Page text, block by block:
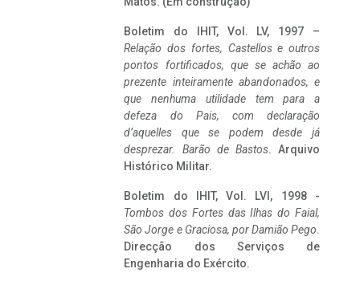
Boletim do IHIT, Vol. LV, 1997 –
Relação dos fortes, Castellos e outros
pontos fortificados, que se achão ao
prezente inteiramente abandonados, e
que nenhuma utilidade tem para a
defeza do Pais, com declaração
d’aquelles que se podem desde já
desprezar. Barão de Bastos. Arquivo
Histórico Militar.
Boletim do IHIT, Vol. LVI, 1998 -
Tombos dos Fortes das Ilhas do Faial,
São Jorge e Graciosa, por Damião Pego.
Direcção dos Serviços de
Engenharia do Exército.